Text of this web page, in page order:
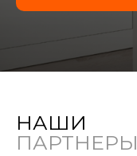
НАШИ
ПАРТНЕРЫ